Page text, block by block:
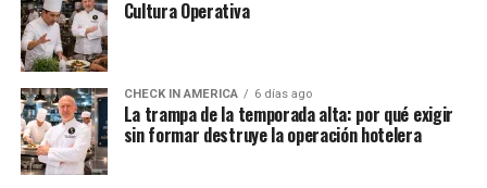
Cultura Operativa
CHECK IN AMERICA 6 días ago
La trampa de la temporada alta: por qué exigir
sin formar destruye la operación hotelera